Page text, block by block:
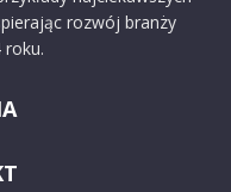
rozwój branży